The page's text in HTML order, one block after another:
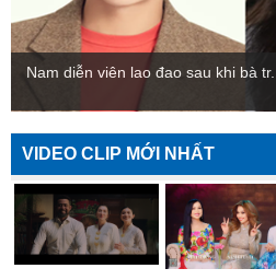
Nam diễn viên lao đao sau khi bà tr...
VIDEO CLIP MỚI NHẤT